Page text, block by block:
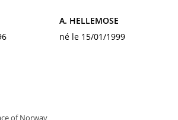
A. HELLEMOSE
né le 15/01/1999
of Norway